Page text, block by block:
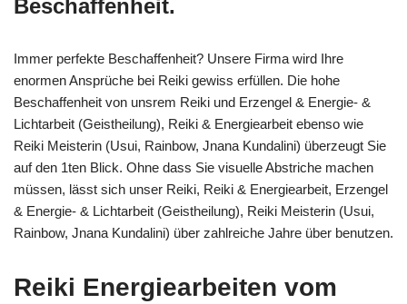
Beschaffenheit.
Immer perfekte Beschaffenheit? Unsere Firma wird Ihre
enormen Ansprüche bei Reiki gewiss erfüllen. Die hohe
Beschaffenheit von unsrem Reiki und Erzengel & Energie- &
Lichtarbeit (Geistheilung), Reiki & Energiearbeit ebenso wie
Reiki Meisterin (Usui, Rainbow, Jnana Kundalini) überzeugt Sie
auf den 1ten Blick. Ohne dass Sie visuelle Abstriche machen
müssen, lässt sich unser Reiki, Reiki & Energiearbeit, Erzengel
& Energie- & Lichtarbeit (Geistheilung), Reiki Meisterin (Usui,
Rainbow, Jnana Kundalini) über zahlreiche Jahre über benutzen.
Reiki Energiearbeiten vom